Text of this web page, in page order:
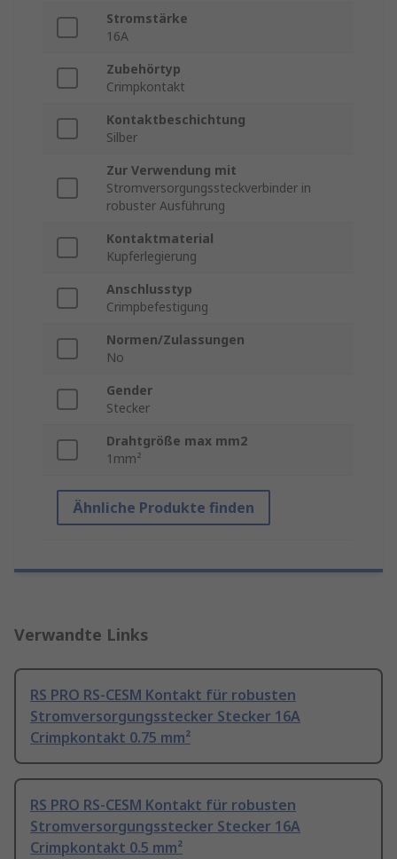
Stromstärke
16A
Zubehörtyp
Crimpkontakt
Kontaktbeschichtung
Silber
Zur Verwendung mit
Stromversorgungssteckverbinder in
robuster Ausführung
Kontaktmaterial
Kupferlegierung
Anschlusstyp
Crimpbefestigung
Normen/Zulassungen
No
Gender
Stecker
Drahtgröße max mm2
1mm²
Ähnliche Produkte finden
Verwandte Links
RS PRO RS-CESM Kontakt für robusten
Stromversorgungsstecker Stecker 16A
Crimpkontakt 0.75 mm²
RS PRO RS-CESM Kontakt für robusten
Stromversorgungsstecker Stecker 16A
Crimpkontakt 0.5 mm²